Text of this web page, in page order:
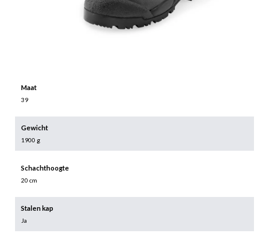
Maat
39
Gewicht
1900 g
Schachthoogte
20 cm
Stalen kap
Ja